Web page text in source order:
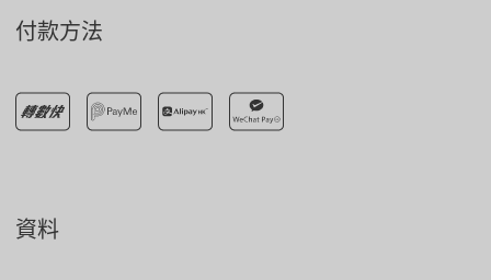
付款方法
資料